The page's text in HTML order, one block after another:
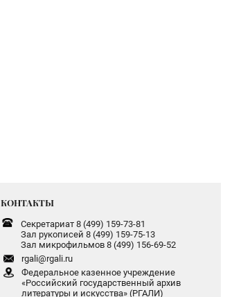
КОНТАКТЫ
Секретариат 8 (499) 159-73-81
Зал рукописей 8 (499) 159-75-13
Зал микрофильмов 8 (499) 156-69-52
rgali@rgali.ru
Федеральное казенное учреждение
«Российский государственный архив
литературы и искусства» (РГАЛИ)